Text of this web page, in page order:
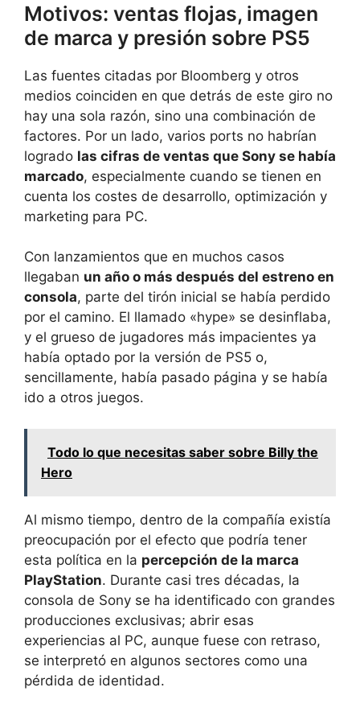
Motivos: ventas flojas, imagen
de marca y presión sobre PS5
Las fuentes citadas por Bloomberg y otros
medios coinciden en que detrás de este giro no
hay una sola razón, sino una combinación de
factores. Por un lado, varios ports no habrían
logrado las cifras de ventas que Sony se había
marcado, especialmente cuando se tienen en
cuenta los costes de desarrollo, optimización y
marketing para PC.
Con lanzamientos que en muchos casos
llegaban un año o más después del estreno en
consola, parte del tirón inicial se había perdido
por el camino. El llamado «hype» se desinflaba,
y el grueso de jugadores más impacientes ya
había optado por la versión de PS5 o,
sencillamente, había pasado página y se había
ido a otros juegos.
Todo lo que necesitas saber sobre Billy the
Hero
Al mismo tiempo, dentro de la compañía existía
preocupación por el efecto que podría tener
esta política en la percepción de la marca
PlayStation. Durante casi tres décadas, la
consola de Sony se ha identificado con grandes
producciones exclusivas; abrir esas
experiencias al PC, aunque fuese con retraso,
se interpretó en algunos sectores como una
pérdida de identidad.